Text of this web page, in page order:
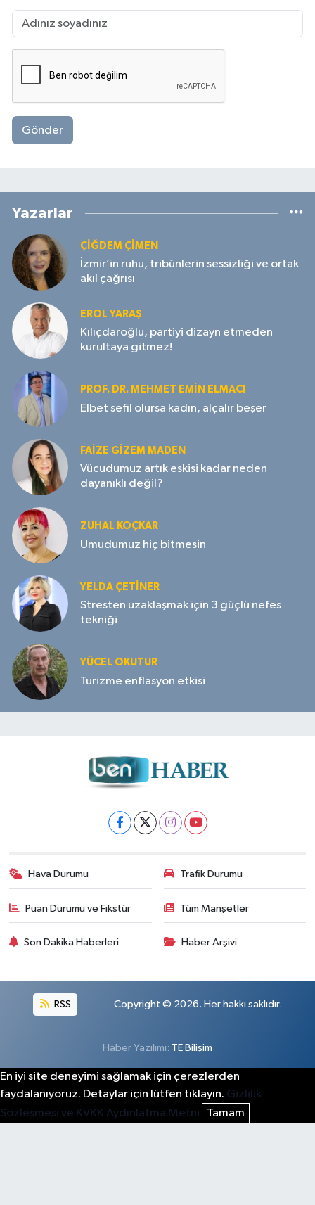
Gönder
Yazarlar
ÇIĞDEM ÇIMEN
İzmir’in ruhu, tribünlerin sessizliği ve ortak
akıl çağrısı
EROL YARAŞ
Kılıçdaroğlu, partiyi dizayn etmeden
kurultaya gitmez!
PROF. DR. MEHMET EMIN ELMACI
Elbet sefil olursa kadın, alçalır beşer
FAIZE GIZEM MADEN
Vücudumuz artık eskisi kadar neden
dayanıklı değil?
ZUHAL KOÇKAR
Umudumuz hiç bitmesin
YELDA ÇETİNER
Stresten uzaklaşmak için 3 güçlü nefes
tekniği
YÜCEL OKUTUR
Turizme enflasyon etkisi
Hava Durumu Trafik Durumu
Puan Durumu ve Fikstür Tüm Manşetler
Son Dakika Haberleri Haber Arşivi
RSS Copyright © 2026. Her hakkı saklıdır.
Haber Yazılımı: TE Bilişim
En iyi site deneyimi sağlamak için çerezlerden
faydalanıyoruz. Detaylar için lütfen tıklayın. Gizlilik
Sözleşmesi ve KVKK Aydınlatma Metni
Tamam